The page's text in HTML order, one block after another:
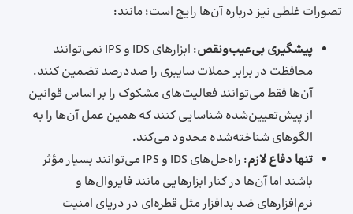
تصورات غلطی نیز درباره آن‌ها رایج است؛ مانند:
پیشگیری بی‌عیب‌ونقص
: ابزارهای IDS و IPS نمی‌توانند
محافظت در برابر حملات سایبری را صددرصد تضمین کنند.
آن‌ها فقط می‌توانند فعالیت‌های مشکوک را بر اساس قوانین
از پیش‌تعیین‌شده شناسایی کنند که همین عمل آن‌ها را به
الگوهای شناخته‌شده محدود می‌کند.
تنها دفاع لازم
: راه‌حل‌های IDS و IPS می‌توانند بسیار مؤثر
باشند اما آن‌ها در کنار ابزارهایی مانند فایروال‌ها و
نرم‌افزارهای ضد بدافزار مثل قطره‌ای در دریای امنیت